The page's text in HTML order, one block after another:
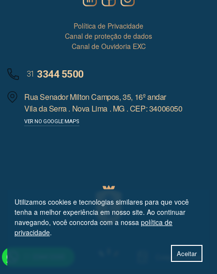
Política de Privacidade
Canal de proteção de dados
Canal de Ouvidoria EXC
31 3344 5500
Rua Senador Milton Campos, 35, 16º andar
Vila da Serra . Nova Lima . MG . CEP: 34006050
VER NO GOOGLE MAPS
Cotação online
Utilizamos cookies e tecnologias similares para que você
tenha a melhor experiência em nosso site. Ao continuar
navegando, você concorda com a nossa política de
privacidade.
Aceitar